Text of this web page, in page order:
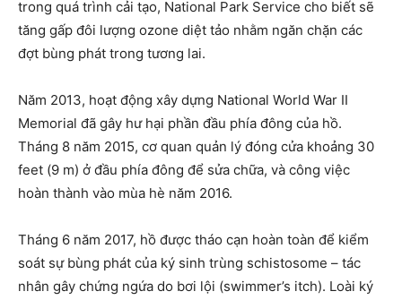
trong quá trình cải tạo, National Park Service cho biết sẽ
tăng gấp đôi lượng ozone diệt tảo nhằm ngăn chặn các
đợt bùng phát trong tương lai.
Năm 2013, hoạt động xây dựng National World War II
Memorial đã gây hư hại phần đầu phía đông của hồ.
Tháng 8 năm 2015, cơ quan quản lý đóng cửa khoảng 30
feet (9 m) ở đầu phía đông để sửa chữa, và công việc
hoàn thành vào mùa hè năm 2016.
Tháng 6 năm 2017, hồ được tháo cạn hoàn toàn để kiểm
soát sự bùng phát của ký sinh trùng schistosome – tác
nhân gây chứng ngứa do bơi lội (swimmer’s itch). Loài ký